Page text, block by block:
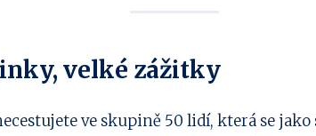
velké zážitky
ve skupině 50 lidí, která se jako